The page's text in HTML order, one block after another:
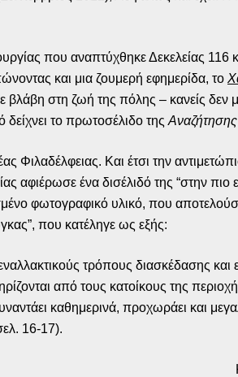
που αναπτύχθηκε Δεκελείας
και μια ζουμερή εφημερίδα, το
στη ζωή της πόλης – κανείς δεν
το πρωτοσέλιδο της
Φιλαδέλφειας. Και έτσι την
αφιέρωσε ένα δισέλιδό της “στην πιο
φωτογραφικό υλικό, που
που κατέληγε ως εξής:
τρόπους διασκέδασης
από τους κατοίκους της
καθημερινά, προχωράει και
16-17).